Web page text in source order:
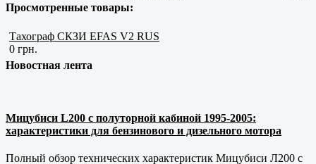
Просмотренные товары:
Тахограф СКЗИ EFAS V2 RUS
0 грн.
Новостная лента
Мицубиси L200 с полуторной кабиной 1995-2005:
характеристики для бензинового и дизельного мотора
Полный обзор технических характеристик Мицубиси Л200 с